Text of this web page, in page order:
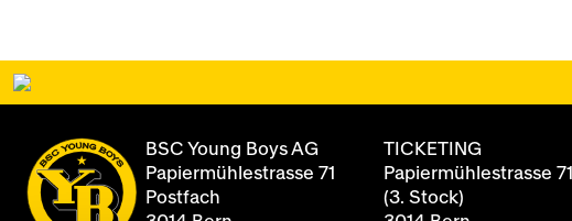
BSC Young Boys AG
Papiermühlestrasse 71
Postfach
TICKETING
Papiermühlestrasse 71
(3. Stock)